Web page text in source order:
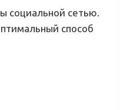
социальной сетью.
способ